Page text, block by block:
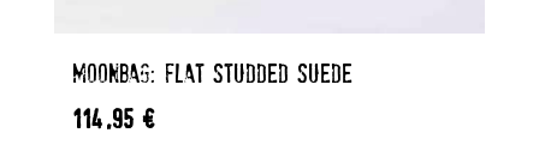
MOONBAG: FLAT STUDDED SUEDE
114,95 €